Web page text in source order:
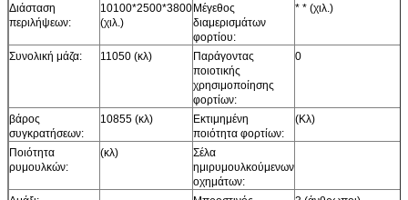
Διάσταση
περιλήψεων:
10100*2500*3800
(χιλ.)
Μέγεθος
διαμερισμάτων
φορτίου:
* * (χιλ.)
Συνολική μάζα: 11050 (κλ)
Παράγοντας
ποιοτικής
χρησιμοποίησης
φορτίων:
0
βάρος
συγκρατήσεων:
10855 (κλ)
Εκτιμημένη
ποιότητα φορτίων:
(Κλ)
Ποιότητα
ρυμουλκών:
(κλ)
Σέλα
ημιρυμουλκούμενων
οχημάτων: